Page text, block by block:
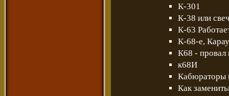
К-301
К-38 или
К-63
К-68-е,
К68 - провал
к68И
Кабюраторы
Как